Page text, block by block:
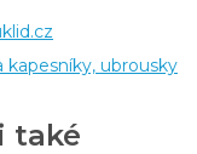
kapesníky, ubrousky
také